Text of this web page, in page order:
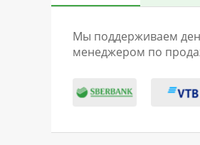
Мы поддерживаем
менеджером по